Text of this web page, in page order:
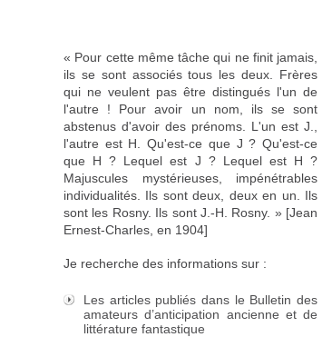
« Pour cette même tâche qui ne finit jamais,
ils se sont associés tous les deux. Frères
qui ne veulent pas être distingués l'un de
l'autre ! Pour avoir un nom, ils se sont
abstenus d'avoir des prénoms. L'un est J.,
l'autre est H. Qu'est-ce que J ? Qu'est-ce
que H ? Lequel est J ? Lequel est H ?
Majuscules mystérieuses, impénétrables
individualités. Ils sont deux, deux en un. Ils
sont les Rosny. Ils sont J.-H. Rosny. » [Jean
Ernest-Charles, en 1904]
Je recherche des informations sur :
Les articles publiés dans le Bulletin des
amateurs d’anticipation ancienne et de
littérature fantastique